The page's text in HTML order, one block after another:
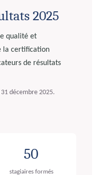
2025
qualité et
la certification
de résultats
décembre 2025.
50
stagiaires formés